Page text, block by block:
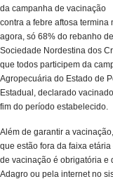
da campanha de vacinação
contra a febre aftosa termina
agora, só 68% do rebanho
Sociedade Nordestina dos
que todos participem da
Agropecuária do Estado de
Estadual, declarado
fim do período estabelecido.
Além de garantir a
que estão fora da faixa
de vacinação é obrigatória e
Adagro ou pela internet no